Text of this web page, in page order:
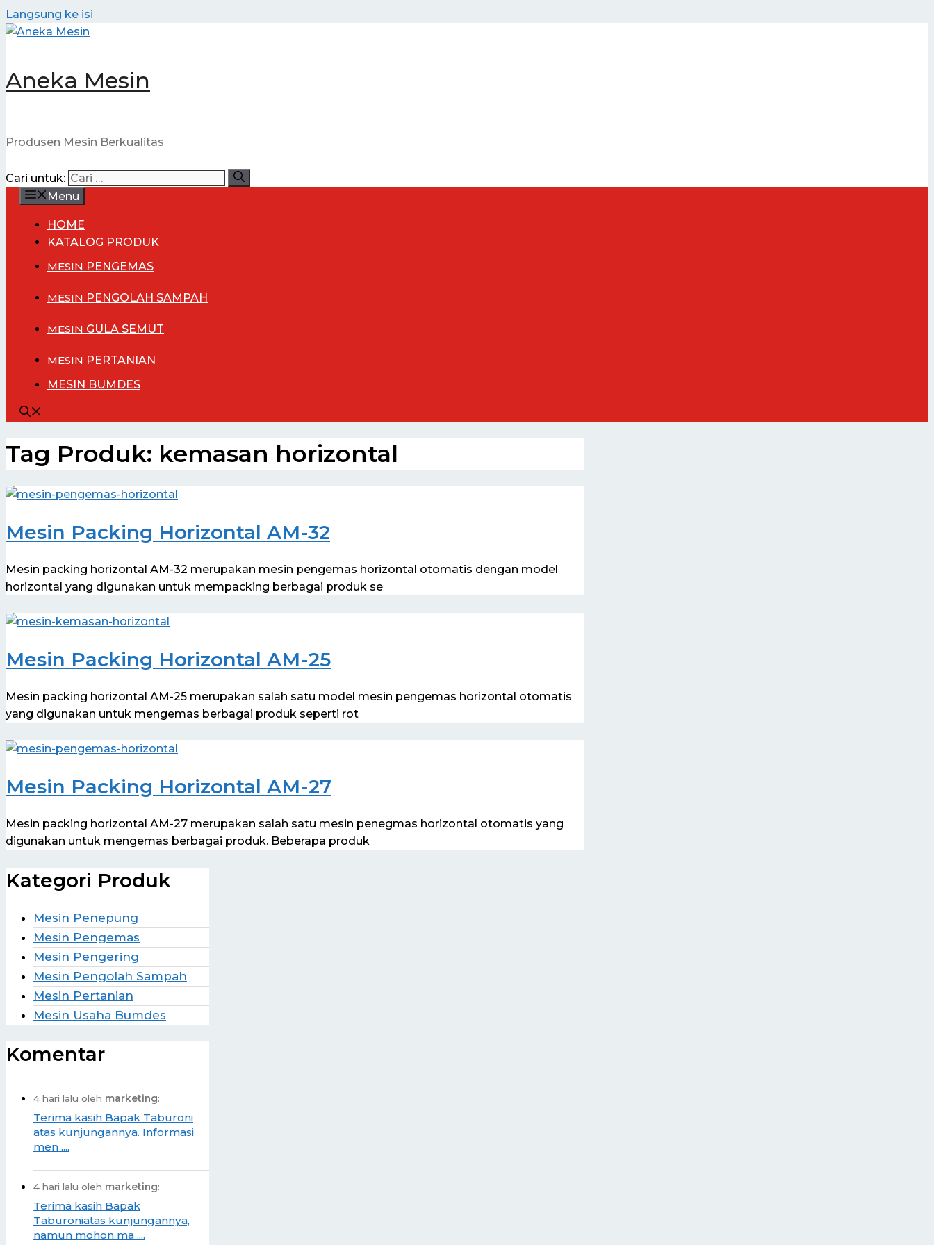
Langsung ke isi
Aneka Mesin
Produsen Mesin Berkualitas
Cari untuk:
Menu
HOME
KATALOG PRODUK
MESIN PENGEMAS
MESIN PENGOLAH SAMPAH
MESIN GULA SEMUT
MESIN PERTANIAN
MESIN BUMDES
Tag Produk: kemasan horizontal
Mesin Packing Horizontal AM-32
Mesin packing horizontal AM-32 merupakan mesin pengemas horizontal otomatis dengan model
horizontal yang digunakan untuk mempacking berbagai produk se
Mesin Packing Horizontal AM-25
Mesin packing horizontal AM-25 merupakan salah satu model mesin pengemas horizontal otomatis
yang digunakan untuk mengemas berbagai produk seperti rot
Mesin Packing Horizontal AM-27
Mesin packing horizontal AM-27 merupakan salah satu mesin penegmas horizontal otomatis yang
digunakan untuk mengemas berbagai produk. Beberapa produk
Kategori Produk
Mesin Penepung
Mesin Pengemas
Mesin Pengering
Mesin Pengolah Sampah
Mesin Pertanian
Mesin Usaha Bumdes
Komentar
4 hari lalu oleh marketing:
Terima kasih Bapak Taburoni
atas kunjungannya. Informasi
men ....
4 hari lalu oleh marketing:
Terima kasih Bapak
Taburoniatas kunjungannya,
namun mohon ma ....